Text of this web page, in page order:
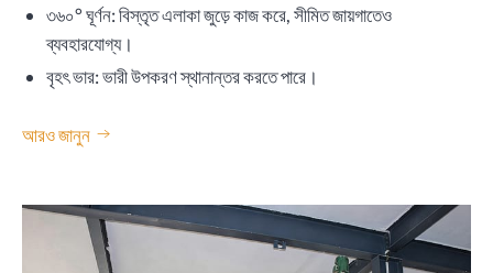
৩৬০° ঘূর্ণন: বিস্তৃত এলাকা জুড়ে কাজ করে, সীমিত জায়গাতেও
ব্যবহারযোগ্য।
বৃহৎ ভার: ভারী উপকরণ স্থানান্তর করতে পারে।
আরও জানুন